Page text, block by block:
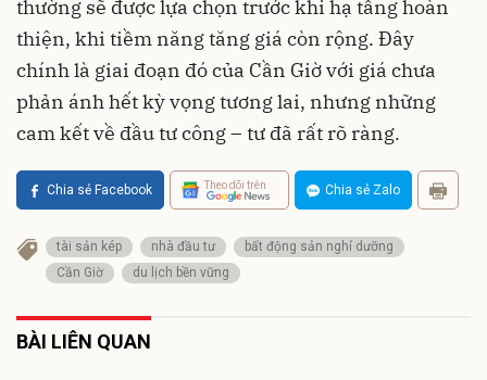
thường sẽ được lựa chọn trước khi hạ tầng hoàn
thiện, khi tiềm năng tăng giá còn rộng. Đây
chính là giai đoạn đó của Cần Giờ với giá chưa
phản ánh hết kỳ vọng tương lai, nhưng những
cam kết về đầu tư công – tư đã rất rõ ràng.
Chia sẻ Facebook Theo dõi trên Chia sẻ Zalo
tài sản kép nhà đầu tư
bất động sản nghỉ dưỡng
Cần Giờ
du lịch bền vững
BÀI LIÊN QUAN